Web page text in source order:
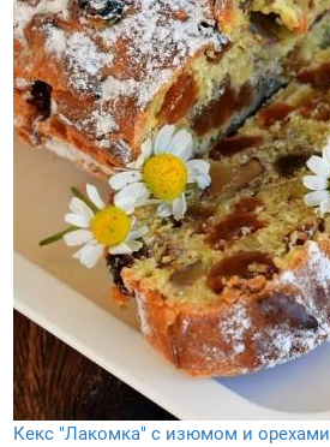
Кекс "Лакомка" с изюмом и орехами